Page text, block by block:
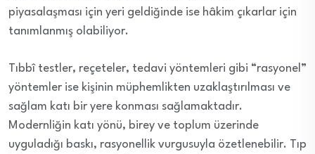
piyasalaşması için yeri geldiğinde ise hâkim çıkarlar için
tanımlanmış olabiliyor.
Tıbbî testler, reçeteler, tedavi yöntemleri gibi “rasyonel”
yöntemler ise kişinin müphemlikten uzaklaştırılması ve
sağlam katı bir yere konması sağlamaktadır.
Modernliğin katı yönü, birey ve toplum üzerinde
uyguladığı baskı, rasyonellik vurgusuyla özetlenebilir. Tıp